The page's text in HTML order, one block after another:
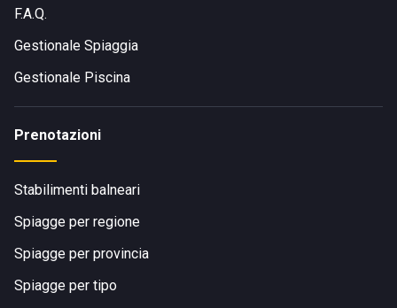
F.A.Q.
Gestionale Spiaggia
Gestionale Piscina
Prenotazioni
Stabilimenti balneari
Spiagge per regione
Spiagge per provincia
Spiagge per tipo